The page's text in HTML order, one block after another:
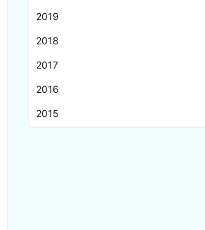
2019
2018
2017
2016
2015